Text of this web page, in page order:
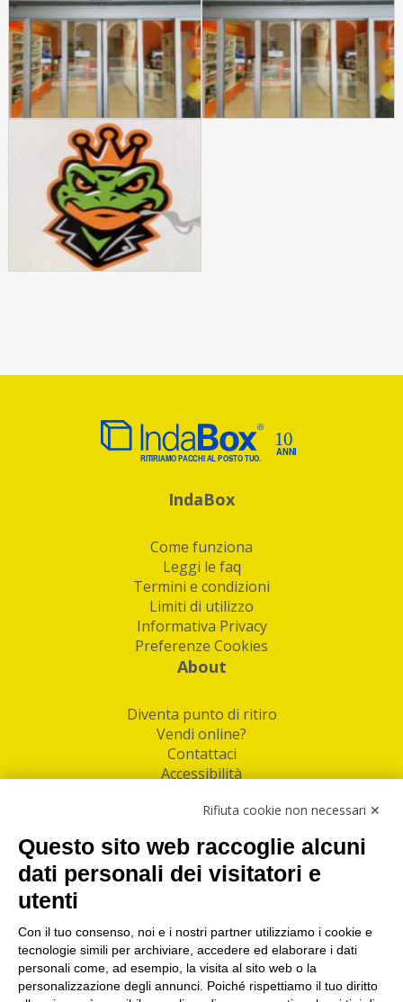
IndaBox
Come funziona
Leggi le faq
Termini e condizioni
Limiti di utilizzo
Informativa Privacy
Preferenze Cookies
About
Diventa punto di ritiro
Vendi online?
Contattaci
Accessibilità
Facebook
Linkedin
I nostri punti di ritiro e spedizione pacchi nelle
maggiori città italiane
Torino|Milano|Roma|Bologna|Firenze| Genova
Napoli|Varese
Rifiuta cookie non necessari ✕
Questo sito web raccoglie alcuni
dati personali dei visitatori e
utenti
Con il tuo consenso, noi e i nostri partner utilizziamo i cookie e
tecnologie simili per archiviare, accedere ed elaborare i dati
personali come, ad esempio, la visita al sito web o la
personalizzazione degli annunci. Poiché rispettiamo il tuo diritto